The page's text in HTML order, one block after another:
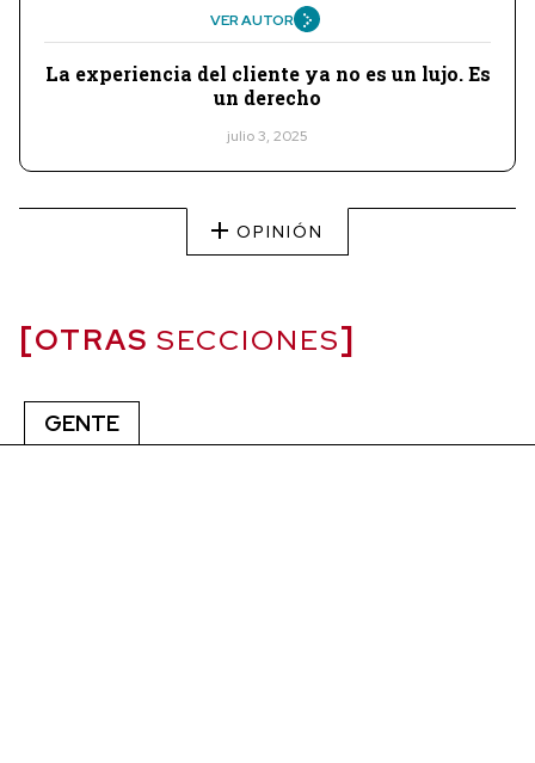
VER AUTOR
La experiencia del cliente ya no es un lujo. Es
un derecho
julio 3, 2025
OPINIÓN
OTRAS SECCIONES
GENTE